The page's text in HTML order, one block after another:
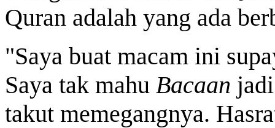
Quran adalah yang ada
"Saya buat macam ini
Saya tak mahu Bacaan
takut memegangnya.